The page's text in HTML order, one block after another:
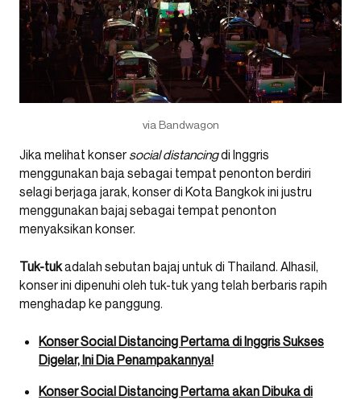
via Bandwagon
Jika melihat konser social distancingdi Inggris
menggunakan baja sebagai tempat penonton berdiri
selagi berjaga jarak, konser di Kota Bangkok ini justru
menggunakan bajaj sebagai tempat penonton
menyaksikan konser.
Tuk-tukadalah sebutan bajaj untuk di Thailand. Alhasil,
konser ini dipenuhi oleh tuk-tuk yang telah berbaris rapih
menghadap ke panggung.
Konser Social Distancing Pertama di Inggris Sukses
Digelar, Ini Dia Penampakannya!
Konser Social Distancing Pertama akan Dibuka di